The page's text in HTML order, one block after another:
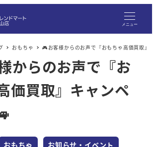
メニュー
おもちゃ
🎮お客様からのお声で『おもちゃ高価買取』
からのお声で『お
価買取』キャンペ
カテゴリー
おもちゃ カテゴリー
お知らせ・イベント